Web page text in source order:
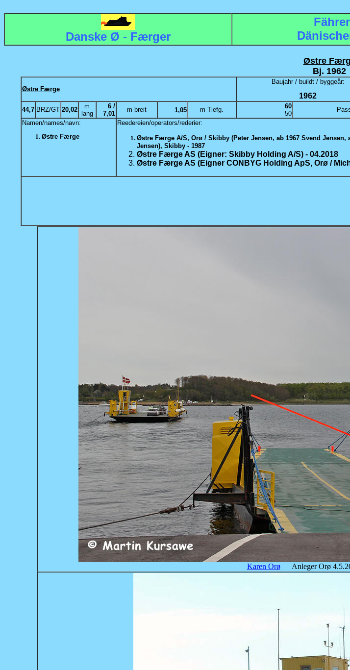
Danske Ø - Færger
Østre
Bj. 1962
Østre Færge
Baujahr / buildt / byggeår:
1962
44,7 BRZ/GT 20,02
m
lang
6 /
7,01
m breit 1,05 m Tiefg.
60
50
Namen/names/navn:
Østre Færge
Reedereien/operators/rederier:
Østre Færge A/S, Orø / Skibby (Peter Jensen, ab 1967 Svend Jensen,
Jensen), Skibby - 1987
Østre Færge AS (Eigner: Skibby Holding A/S) - 04.2018
Østre Færge AS (Eigner CONBYG Holding ApS, Orø /
Karen OrøAnleger Orø